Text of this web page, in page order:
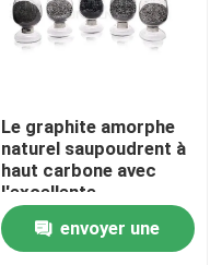
Le graphite amorphe
naturel saupoudrent à
haut carbone avec
l'excellente
conductivité
électriqueenvoyer une